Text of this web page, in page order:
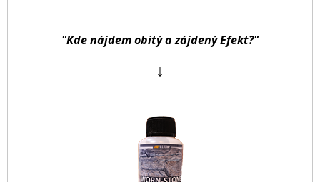
"Kde nájdem obitý a zájdený Efekt?"
↓